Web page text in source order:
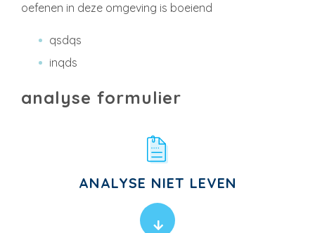
oefenen in deze omgeving is boeiend
qsdqs
inqds
analyse formulier
ANALYSE NIET LEVEN